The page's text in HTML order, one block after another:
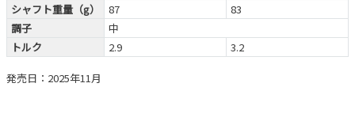
シャフト重量（g）
87
83
調子
中
トルク
2.9 3.2
発売日：2025年11月